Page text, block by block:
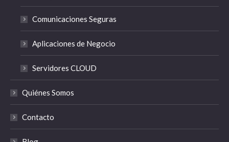
Comunicaciones Seguras
Aplicaciones de Negocio
Servidores CLOUD
Quiénes Somos
Contacto